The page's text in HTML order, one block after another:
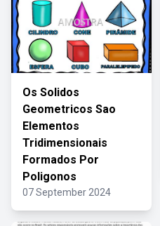
Os Solidos
Geometricos Sao
Elementos
Tridimensionais
Formados Por
Poligonos
07 September 2024